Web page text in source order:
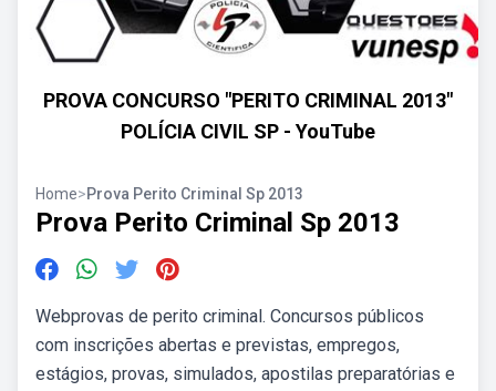
PROVA CONCURSO "PERITO CRIMINAL 2013"
POLÍCIA CIVIL SP - YouTube
Home>Prova Perito Criminal Sp 2013
Prova Perito Criminal Sp 2013
Webprovas de perito criminal. Concursos públicos
com inscrições abertas e previstas, empregos,
estágios, provas, simulados, apostilas preparatórias e